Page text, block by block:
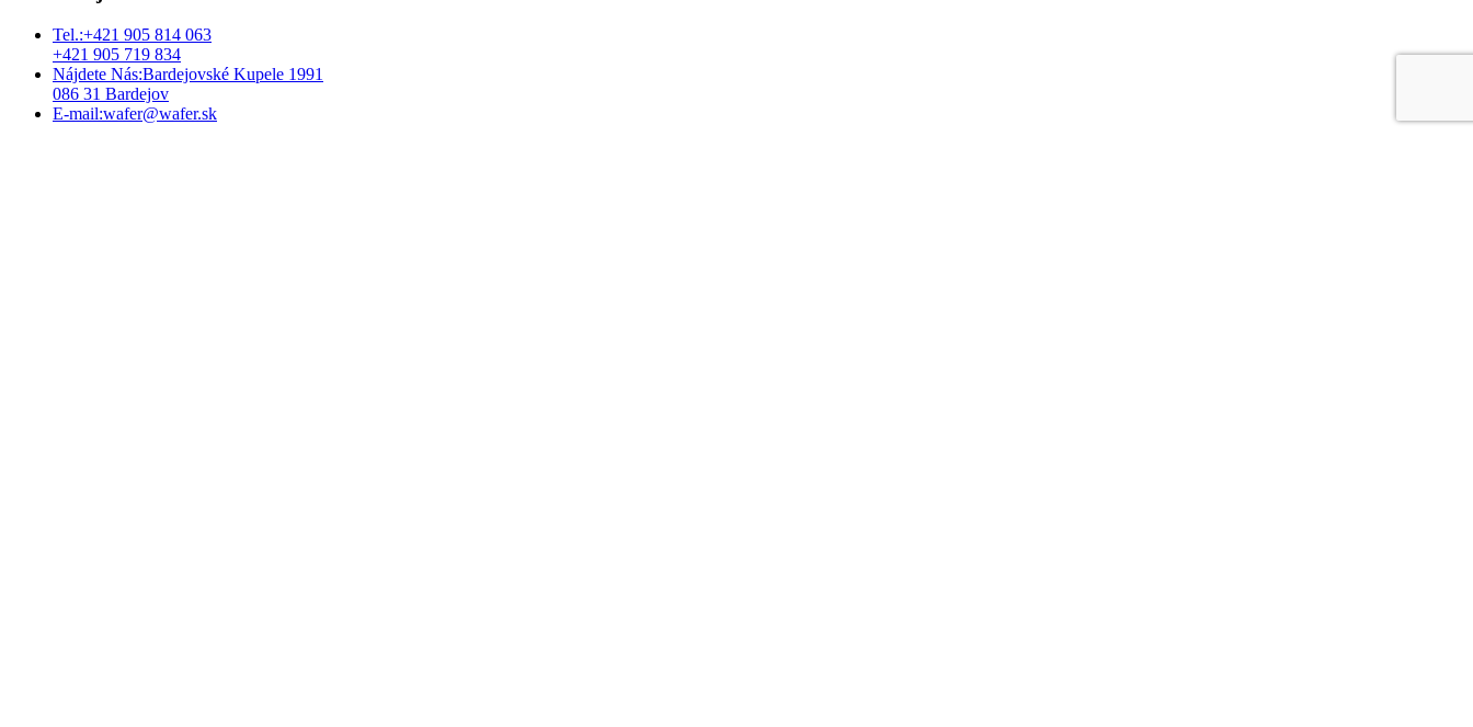
Tel.:+421 905 814 063
+421 905 719 834
Nájdete Nás:Bardejovské Kupele 1991
086 31 Bardejov
E-mail:wafer@wafer.sk